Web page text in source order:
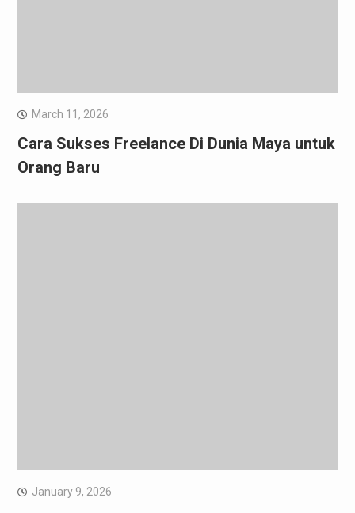
March 11, 2026
Cara Sukses Freelance Di Dunia Maya untuk
Orang Baru
January 9, 2026